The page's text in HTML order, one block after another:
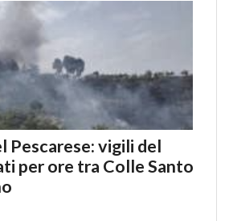
Pescarese: vigili del
per ore tra Colle Santo